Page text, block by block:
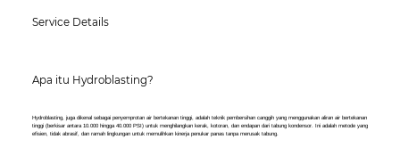
Service Details
Apa itu Hydroblasting?
Hydroblasting, juga dikenal sebagai penyemprotan air bertekanan tinggi, adalah teknik pembersihan canggih yang menggunakan aliran air bertekanan
tinggi (berkisar antara 10.000 hingga 40.000 PSI) untuk menghilangkan kerak, kotoran, dan endapan dari tabung kondensor. Ini adalah metode yang
efisien, tidak abrasif, dan ramah lingkungan untuk memulihkan kinerja penukar panas tanpa merusak tabung.